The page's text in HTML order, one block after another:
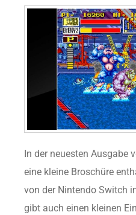
In der neuesten Ausgabe
eine kleine Broschüre
von der Nintendo Switch
gibt auch einen kleinen